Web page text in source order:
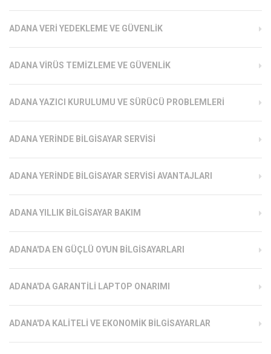
ADANA VERI YEDEKLEME VE GÜVENLIK
ADANA VIRÜS TEMIZLEME VE GÜVENLIK
ADANA YAZICI KURULUMU VE SÜRÜCÜ PROBLEMLERI
ADANA YERINDE BILGISAYAR SERVISI
ADANA YERINDE BILGISAYAR SERVISI AVANTAJLARI
ADANA YILLIK BILGISAYAR BAKIM
ADANA'DA EN GÜÇLÜ OYUN BILGISAYARLARI
ADANA'DA GARANTILI LAPTOP ONARIMI
ADANA'DA KALITELI VE EKONOMIK BILGISAYARLAR